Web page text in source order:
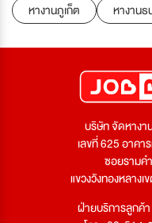
หางานภูเก็ต
หางานธ
บริษัท จัดหางา
เลขที่ 625 อาคา
ซอยรามค
แขวงวังทองหลาง
ฝ่ายบริการลูกค้